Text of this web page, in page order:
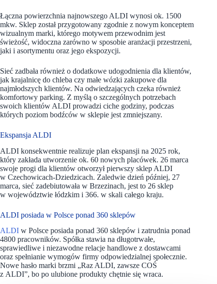
Łączna powierzchnia najnowszego ALDI wynosi ok. 1500
mkw. Sklep został przygotowany zgodnie z nowym konceptem
wizualnym marki, którego motywem przewodnim jest
świeżość, widoczna zarówno w sposobie aranżacji przestrzeni,
jaki i asortymentu oraz jego ekspozycji.
Sieć zadbała również o dodatkowe udogodnienia dla klientów,
jak krajalnicę do chleba czy małe wózki zakupowe dla
najmłodszych klientów. Na odwiedzających czeka również
komfortowy parking. Z myślą o szczególnych potrzebach
swoich klientów ALDI prowadzi ciche godziny, podczas
których poziom bodźców w sklepie jest zmniejszany.
Ekspansja ALDI
ALDI konsekwentnie realizuje plan ekspansji na 2025 rok,
który zakłada utworzenie ok. 60 nowych placówek. 26 marca
swoje progi dla klientów otworzył pierwszy sklep ALDI
w Czechowicach-Dziedzicach. Zaledwie dzień później, 27
marca, sieć zadebiutowała w Brzezinach, jest to 26 sklep
w województwie łódzkim i 366. w skali całego kraju.
ALDI posiada w Polsce ponad 360 sklepów
ALDI w Polsce posiada ponad 360 sklepów i zatrudnia ponad
4800 pracowników. Spółka stawia na długotrwałe,
sprawiedliwe i niezawodne relacje handlowe z dostawcami
oraz spełnianie wymogów firmy odpowiedzialnej społecznie.
Nowe hasło marki brzmi „Raz ALDI, zawsze COŚ
z ALDI”, bo po ulubione produkty chętnie się wraca.